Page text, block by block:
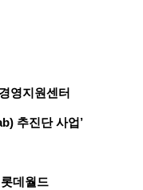
영지원센터
추진단 사업’
데월드